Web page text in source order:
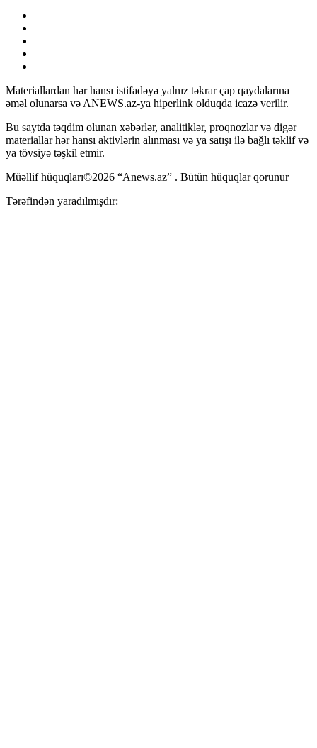
Materiallardan hər hansı istifadəyə yalnız təkrar çap qaydalarına
əməl olunarsa və ANEWS.az-ya hiperlink olduqda icazə verilir.
Bu saytda təqdim olunan xəbərlər, analitiklər, proqnozlar və digər
materiallar hər hansı aktivlərin alınması və ya satışı ilə bağlı təklif və
ya tövsiyə təşkil etmir.
Müəllif hüquqları©2026 “Anews.az” . Bütün hüquqlar qorunur
Tərəfindən yaradılmışdır: